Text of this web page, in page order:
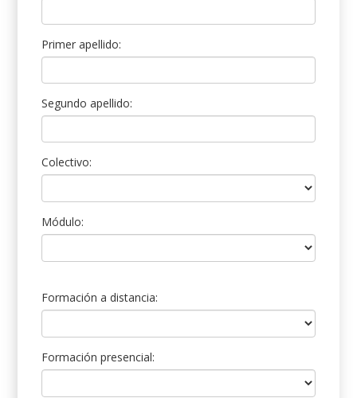
Primer apellido:
Segundo apellido:
Colectivo:
Módulo:
Formación a distancia:
Formación presencial: